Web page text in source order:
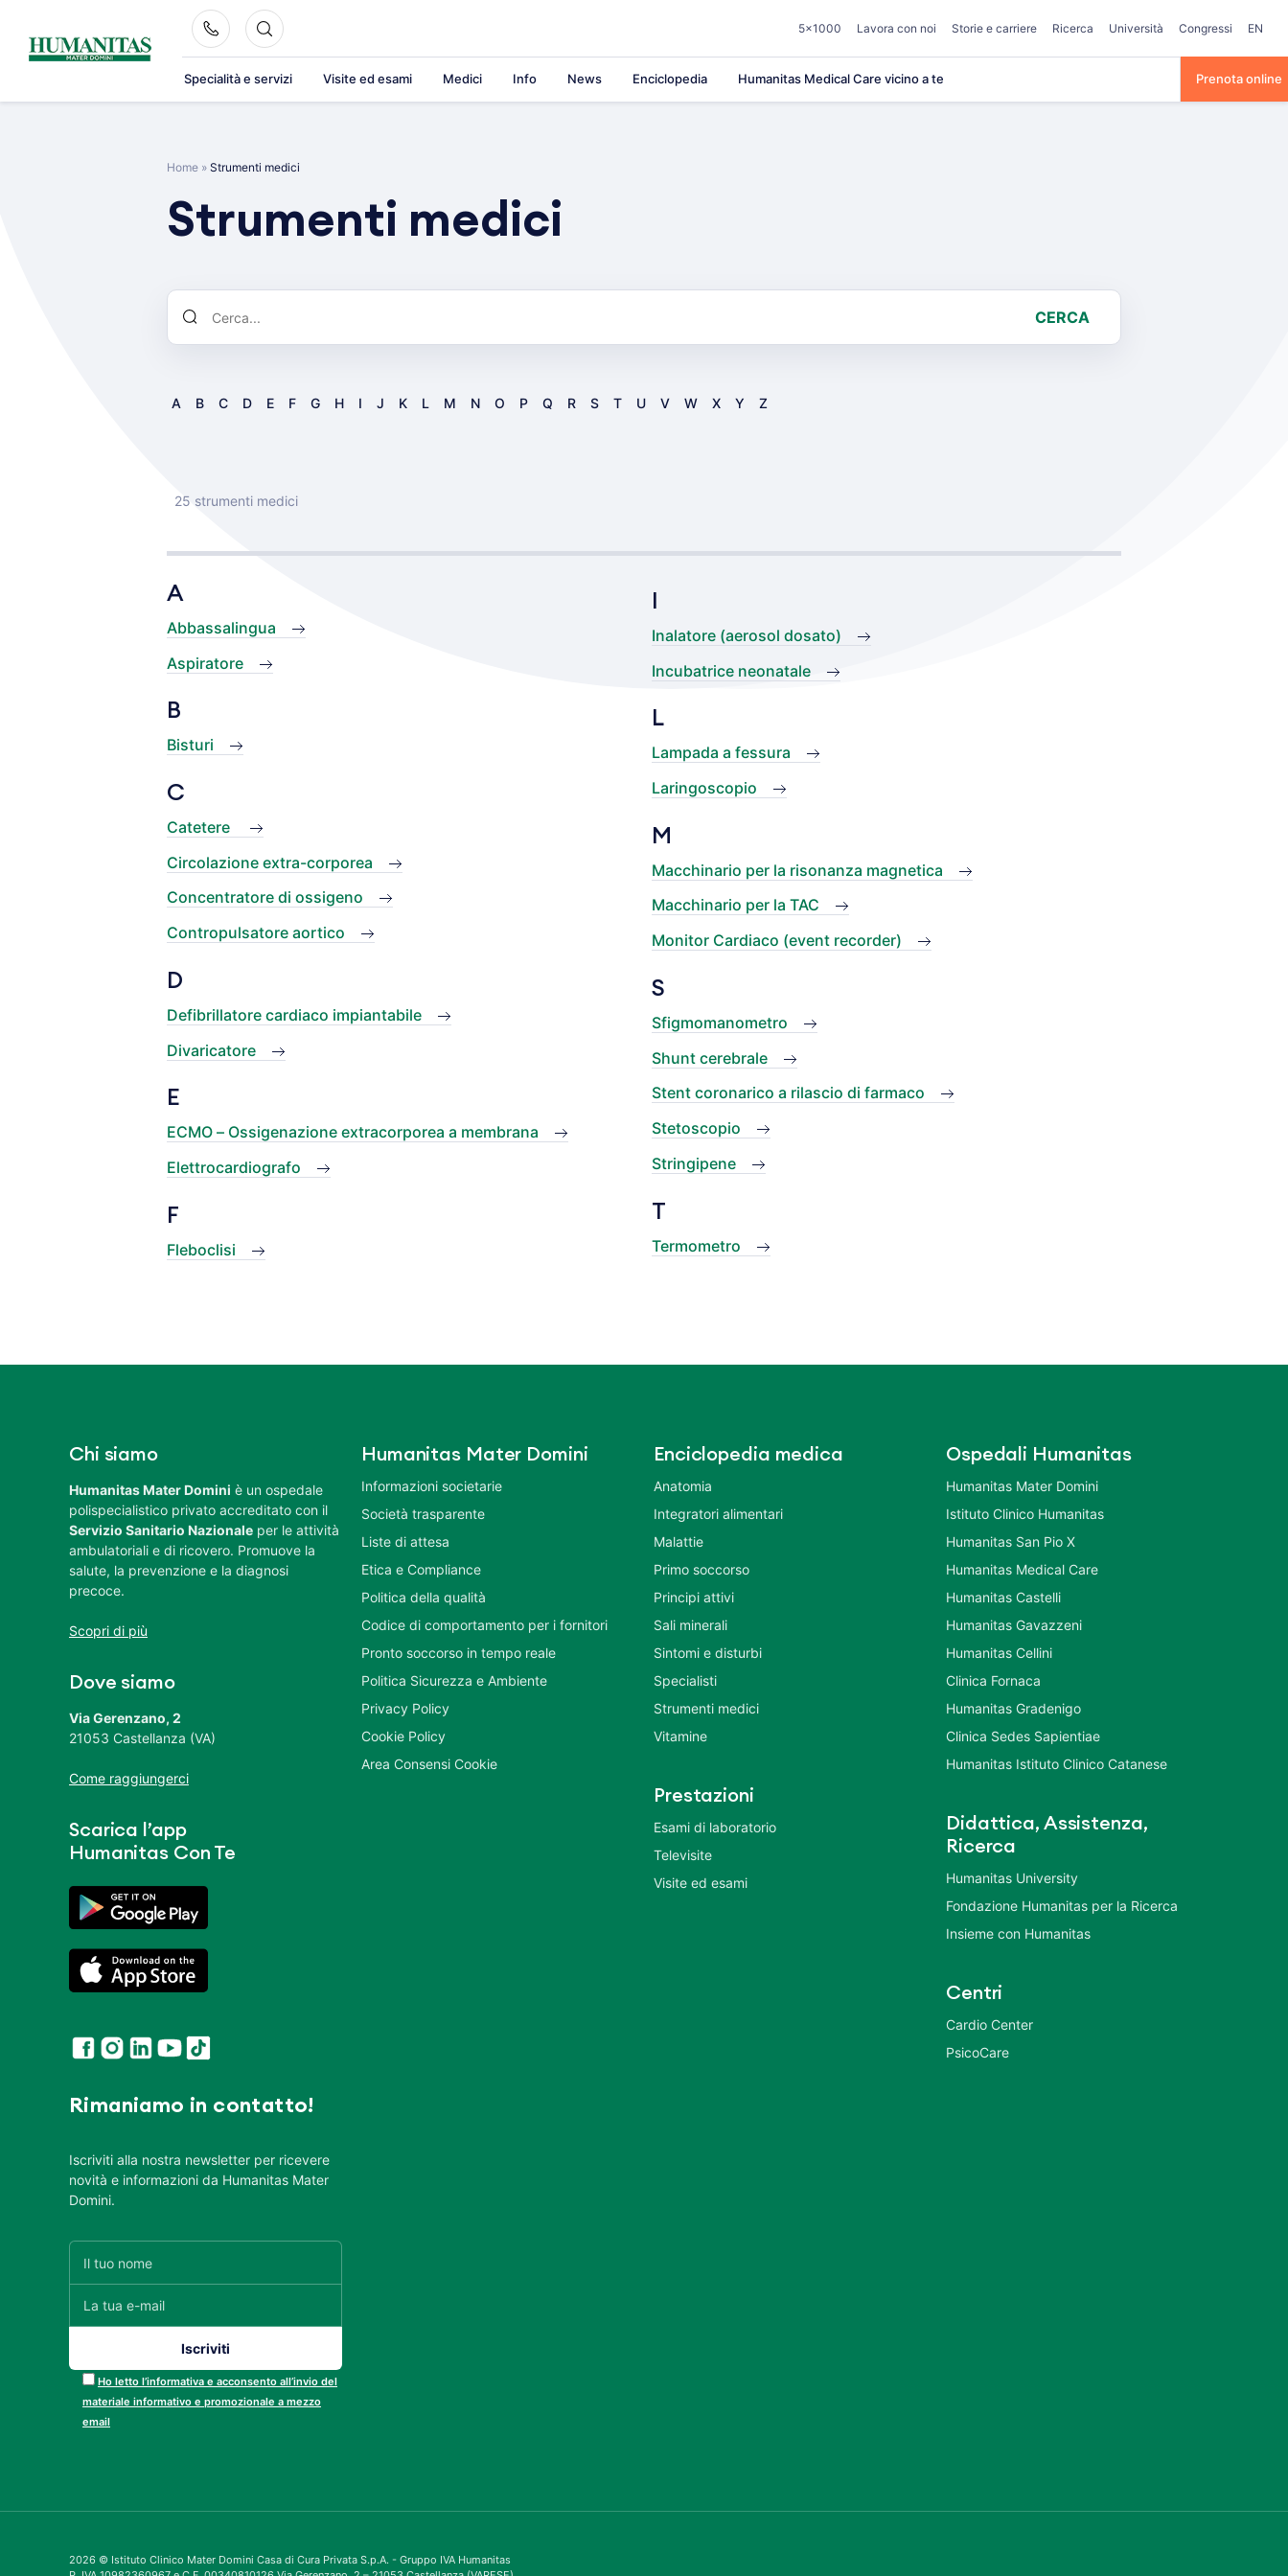
content
5×1000 Lavora con noi Storie e carriere Ricerca Università Congressi EN
Specialità e servizi Visite ed esami Medici Info News Enciclopedia Humanitas Medical Care vicino a te Prenota online
Home » Strumenti medici
Strumenti medici
CERCA
A B C D E F G H I J K L M N O P Q R S T U V W X Y Z
25 strumenti medici
A
Abbassalingua
Aspiratore
B
Bisturi
C
Catetere
Circolazione extra-corporea
Concentratore di ossigeno
Contropulsatore aortico
D
Defibrillatore cardiaco impiantabile
Divaricatore
E
ECMO – Ossigenazione extracorporea a membrana
Elettrocardiografo
F
Fleboclisi
Inalatore (aerosol dosato)
Incubatrice neonatale
L
Lampada a fessura
Laringoscopio
M
Macchinario per la risonanza magnetica
Macchinario per la TAC
Monitor Cardiaco (event recorder)
S
Sfigmomanometro
Shunt cerebrale
Stent coronarico a rilascio di farmaco
Stetoscopio
Stringipene
T
Termometro
Chi siamo
Humanitas Mater Domini è un ospedale
polispecialistico privato accreditato con il
Servizio Sanitario Nazionale per le attività
ambulatoriali e di ricovero. Promuove la
salute, la prevenzione e la diagnosi
precoce.
Scopri di più
Dove siamo
Via Gerenzano, 2
21053 Castellanza (VA)
Come raggiungerci
Scarica l’app
Humanitas Con Te
Rimaniamo in contatto!
Iscriviti alla nostra newsletter per ricevere
novità e informazioni da Humanitas Mater
Domini.
Ho letto l’informativa e acconsento all’invio del
materiale informativo e promozionale a mezzo
email
Humanitas Mater Domini
Informazioni societarie
Società trasparente
Liste di attesa
Etica e Compliance
Politica della qualità
Codice di comportamento per i fornitori
Pronto soccorso in tempo reale
Politica Sicurezza e Ambiente
Privacy Policy
Cookie Policy
Area Consensi Cookie
Enciclopedia medica
Anatomia
Integratori alimentari
Malattie
Primo soccorso
Principi attivi
Sali minerali
Sintomi e disturbi
Specialisti
Strumenti medici
Vitamine
Prestazioni
Esami di laboratorio
Televisite
Visite ed esami
Ospedali Humanitas
Humanitas Mater Domini
Istituto Clinico Humanitas
Humanitas San Pio X
Humanitas Medical Care
Humanitas Castelli
Humanitas Gavazzeni
Humanitas Cellini
Clinica Fornaca
Humanitas Gradenigo
Clinica Sedes Sapientiae
Humanitas Istituto Clinico Catanese
Didattica, Assistenza,
Ricerca
Humanitas University
Fondazione Humanitas per la Ricerca
Insieme con Humanitas
Centri
Cardio Center
PsicoCare
2026 © Istituto Clinico Mater Domini Casa di Cura Privata S.p.A. - Gruppo IVA Humanitas